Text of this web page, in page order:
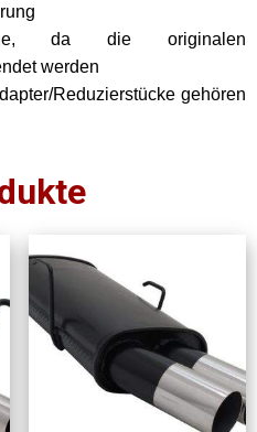
da die originalen
werden
Reduzierstücke gehören